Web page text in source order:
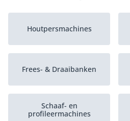
Houtpersmachines
Frees- & Draaibanken
Schaaf- en
profileermachines